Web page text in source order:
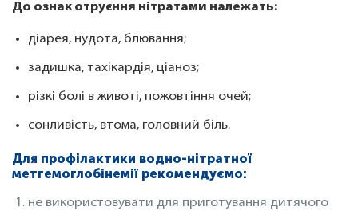
До ознак отруєння нітратами належать:
діарея, нудота, блювання;
задишка, тахікардія, ціаноз;
різкі болі в животі, пожовтіння очей;
сонливість, втома, головний біль.
Для профілактики водно-нітратної
метгемоглобінемії рекомендуємо:
не використовувати для приготування дитячого